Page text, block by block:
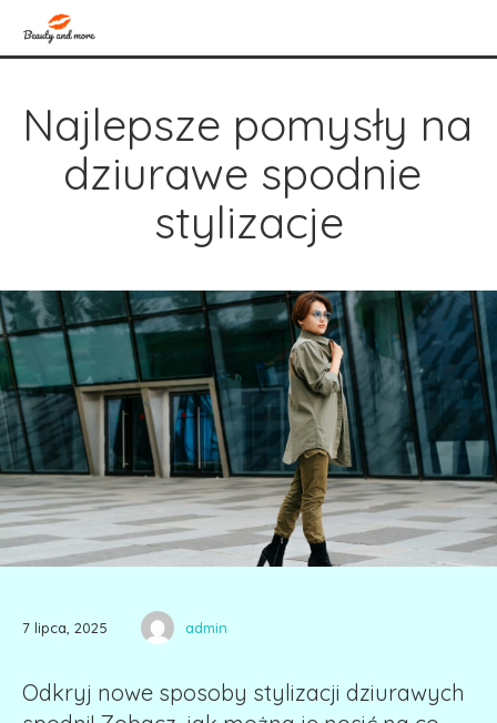
Najlepsze pomysły na
dziurawe spodnie
stylizacje
7 lipca, 2025 admin
Odkryj nowe sposoby stylizacji dziurawych